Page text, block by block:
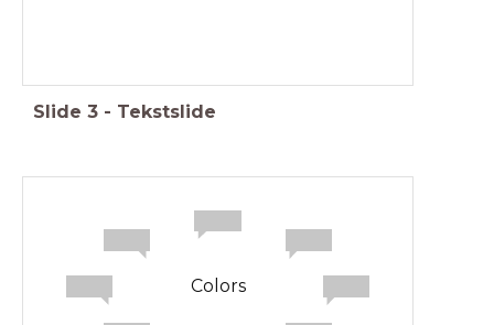
Slide 3 - Tekstslide
Colors